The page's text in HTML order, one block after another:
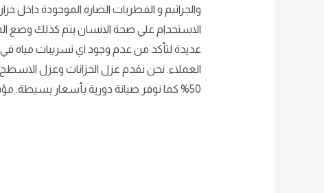
والجراثيم و الفطريات الضارة الموجودة داخل
الاستخدام علي صحة الانسان يتم كذلك وضع
عديدة لتأكد من عدم وجود اي تسريبات مياه
العملاء. نحن نقدم عزل الخزانات وعزل
50% كما نوفر صيانة دورية بأسعار بسيطة. مؤسسة تمتلك الخبرة والمهارة اقراء المزيد في ( مؤسسة عين مريسه ) لمعرفة جميع خدمات المؤسسة